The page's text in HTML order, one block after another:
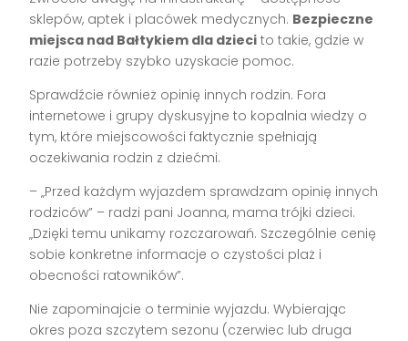
sklepów, aptek i placówek medycznych. Bezpieczne
miejsca nad Bałtykiem dla dzieci to takie, gdzie w
razie potrzeby szybko uzyskacie pomoc.
Sprawdźcie również opinię innych rodzin. Fora
internetowe i grupy dyskusyjne to kopalnia wiedzy o
tym, które miejscowości faktycznie spełniają
oczekiwania rodzin z dziećmi.
– „Przed każdym wyjazdem sprawdzam opinię innych
rodziców” – radzi pani Joanna, mama trójki dzieci.
„Dzięki temu unikamy rozczarowań. Szczególnie cenię
sobie konkretne informacje o czystości plaż i
obecności ratowników”.
Nie zapominajcie o terminie wyjazdu. Wybierając
okres poza szczytem sezonu (czerwiec lub druga